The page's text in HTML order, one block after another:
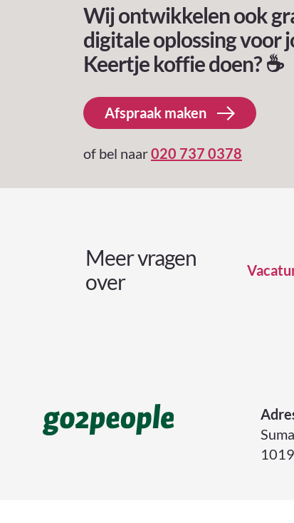
Wij ontwikkelen ook
digitale oplossing voor
Keertje koffie doen? ☕️
Afspraak maken
of bel naar020 737 0378
Meer vragen
over